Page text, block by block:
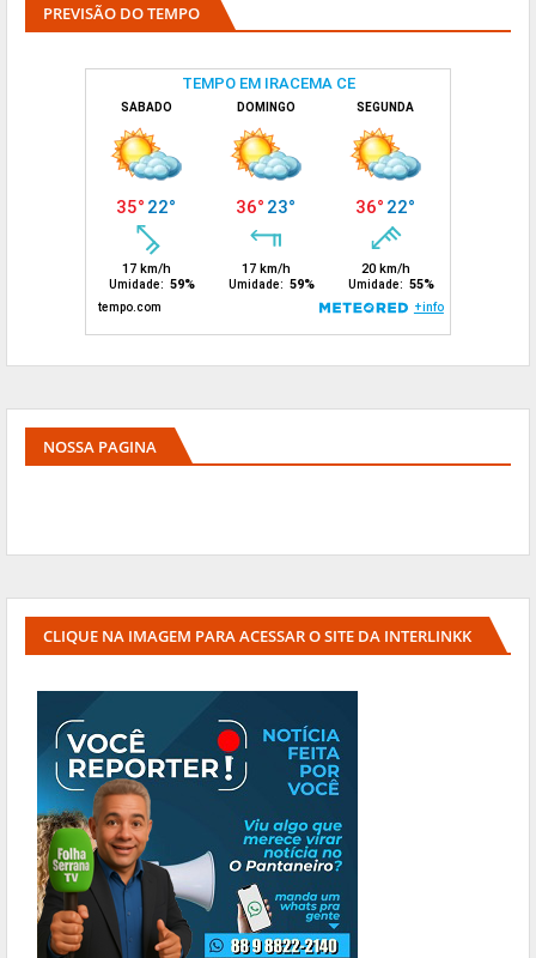
PREVISÃO DO TEMPO
NOSSA PAGINA
CLIQUE NA IMAGEM PARA ACESSAR O SITE DA INTERLINKK